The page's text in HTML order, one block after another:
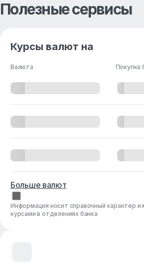
Полезные сервисы
Курсы валют на
Валюта Покупка
Больше валют
Информация носит справочный характер
курсами в отделениях банка